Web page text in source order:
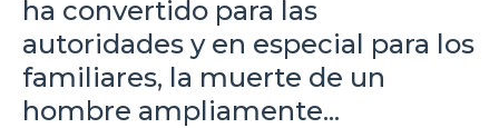
ha convertido para las
autoridades y en especial para los
familiares, la muerte de un
hombre ampliamente...